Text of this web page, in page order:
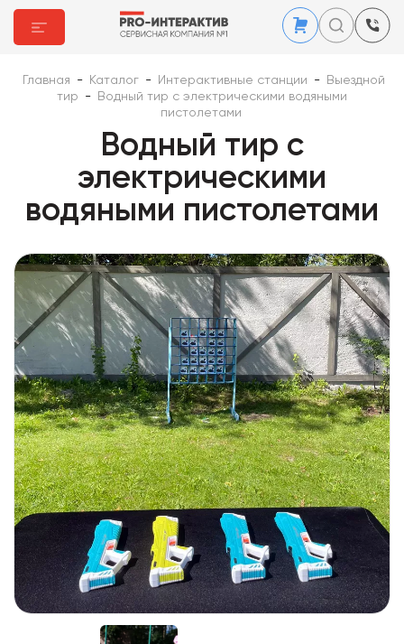
Главная - Каталог - Интерактивные станции -
Выездной
тир
-
Водный тир с электрическими водяными
пистолетами
Водный тир с
электрическими
водяными пистолетами